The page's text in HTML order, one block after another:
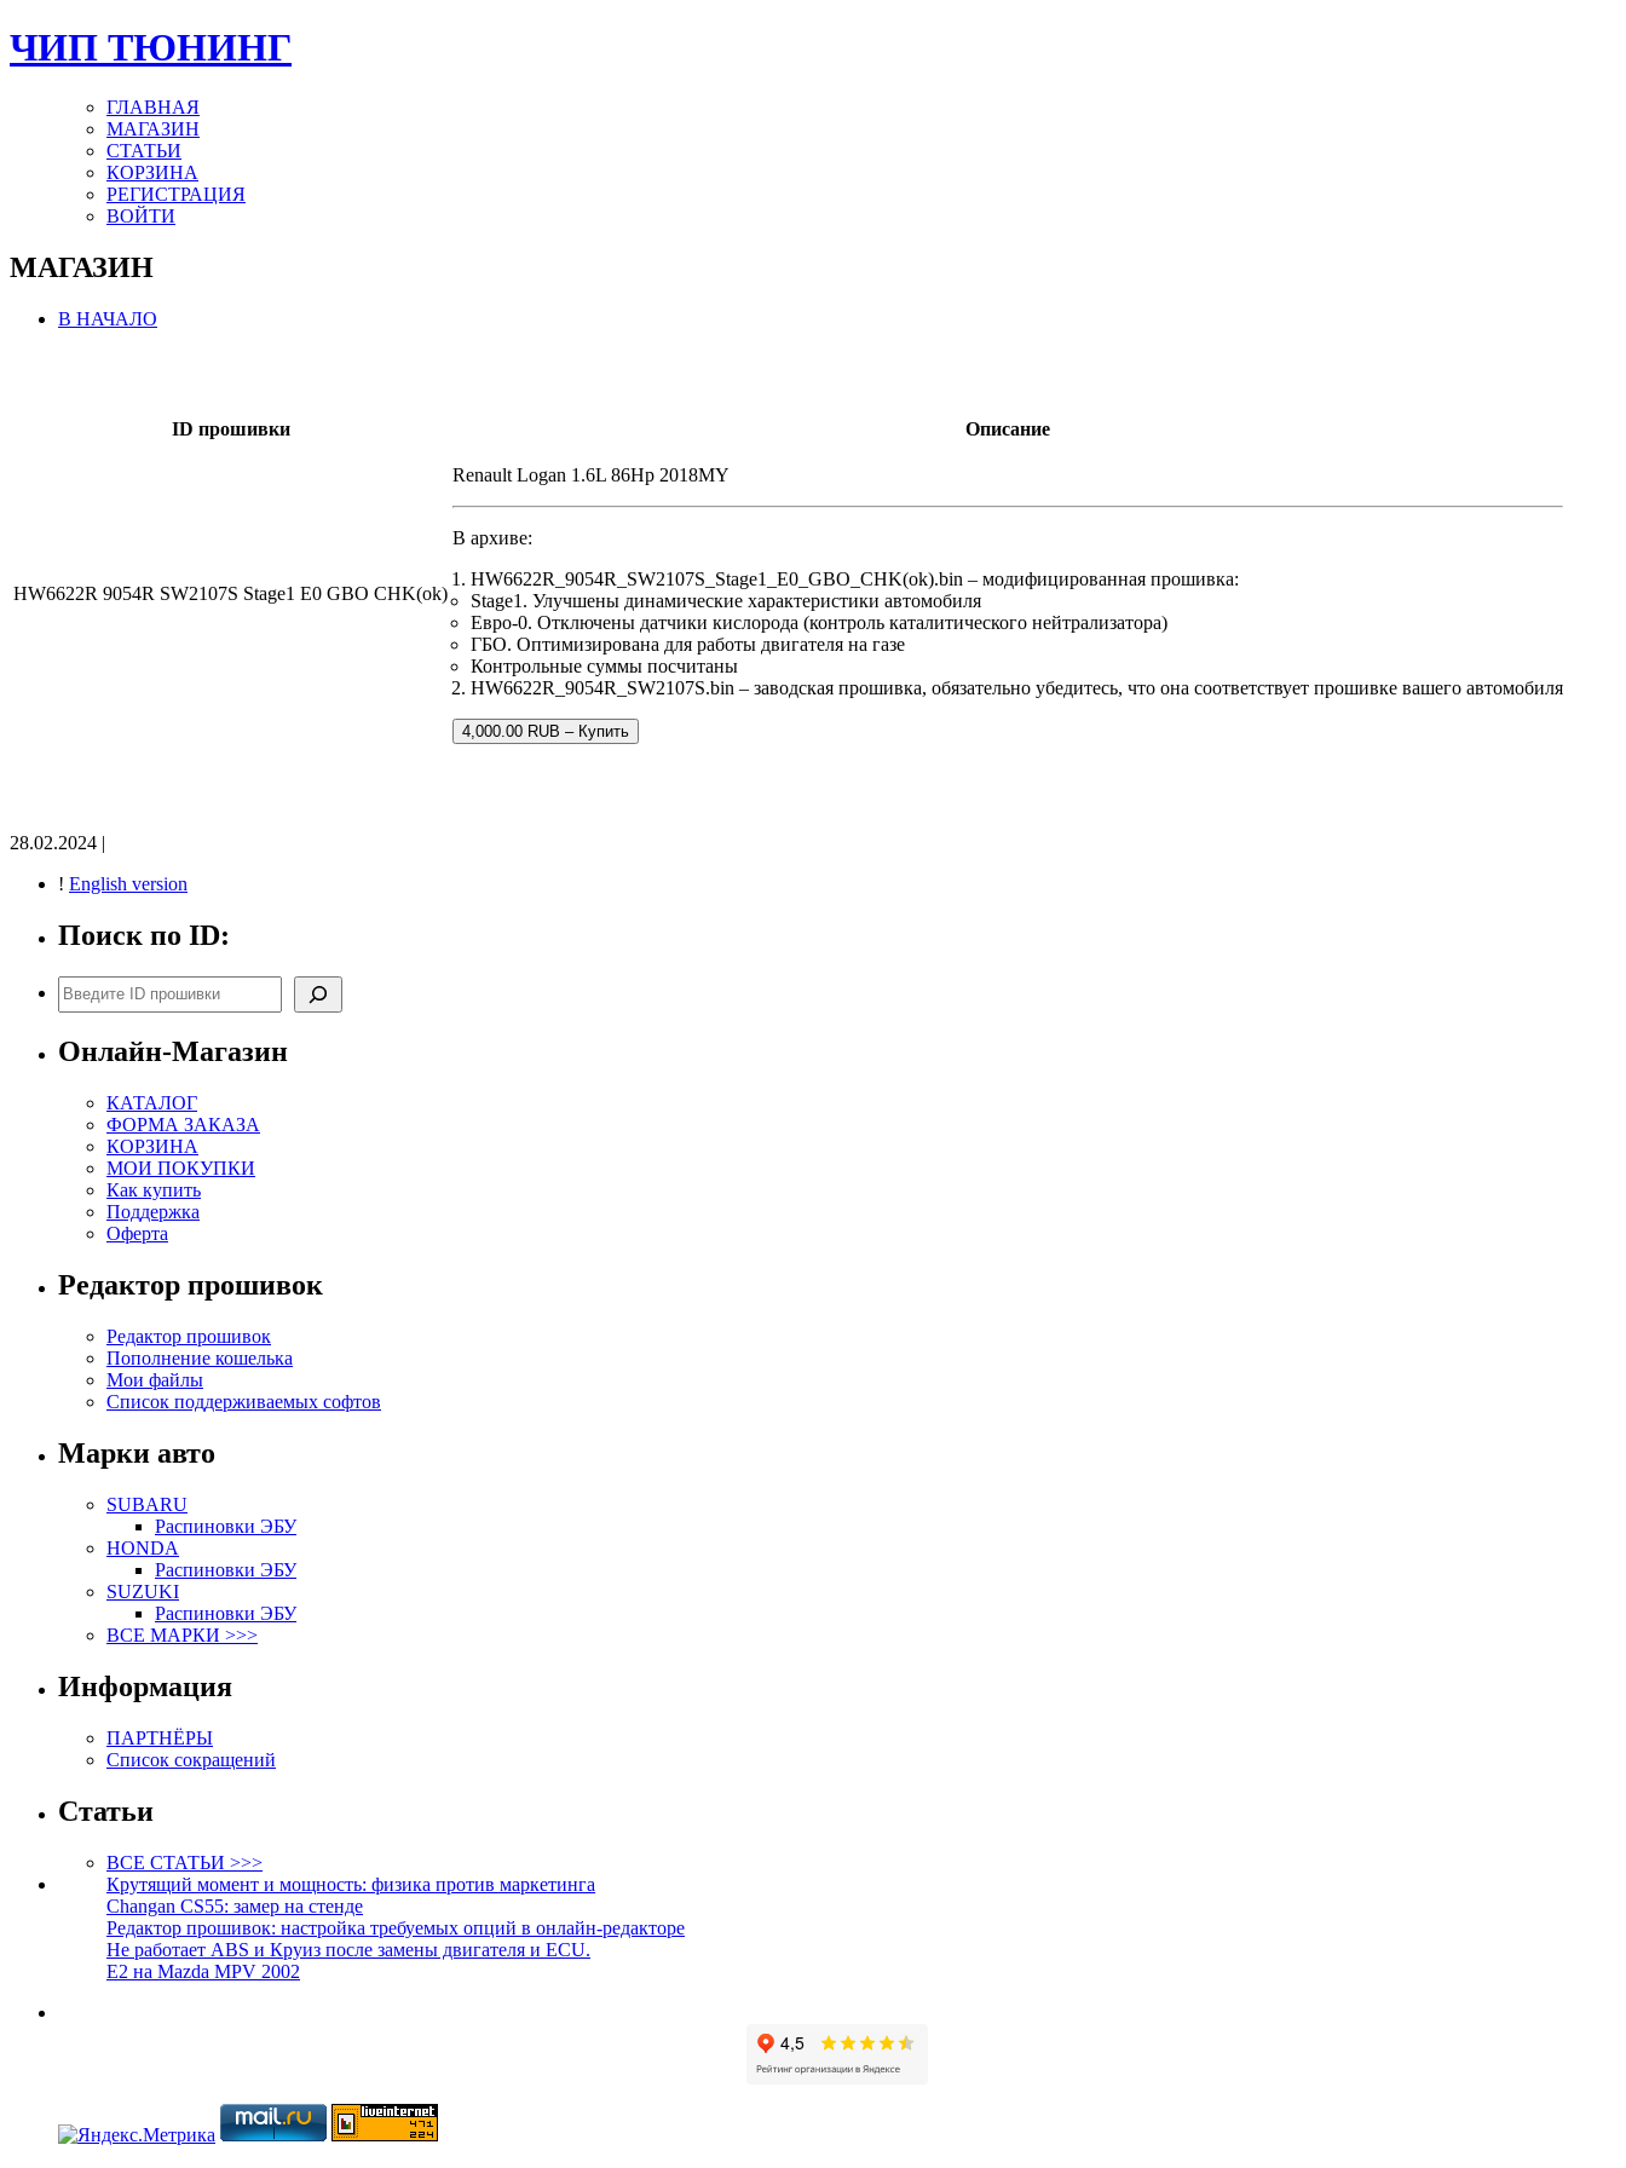
ЧИП ТЮНИНГ
ГЛАВНАЯ
МАГАЗИН
СТАТЬИ
КОРЗИНА
РЕГИСТРАЦИЯ
ВОЙТИ
МАГАЗИН
В НАЧАЛО
ID прошивки Описание
HW6622R 9054R SW2107S Stage1 E0 GBO CHK(ok)
Renault Logan 1.6L 86Hp 2018MY
В архиве:
HW6622R_9054R_SW2107S_Stage1_E0_GBO_CHK(ok).bin – модифицированная прошивка:
Stage1. Улучшены динамические характеристики автомобиля
Евро-0. Отключены датчики кислорода (контроль каталитического нейтрализатора)
ГБО. Оптимизирована для работы двигателя на газе
Контрольные суммы посчитаны
HW6622R_9054R_SW2107S.bin – заводская прошивка, обязательно убедитесь, что она соответствует прошивке вашего автомобиля
4,000.00 RUB – Купить
28.02.2024 |
! English version
Поиск по ID:
Поиск
Онлайн-Магазин
КАТАЛОГ
ФОРМА ЗАКАЗА
КОРЗИНА
МОИ ПОКУПКИ
Как купить
Поддержка
Оферта
Редактор прошивок
Редактор прошивок
Пополнение кошелька
Мои файлы
Список поддерживаемых софтов
Марки авто
SUBARU
Распиновки ЭБУ
HONDA
Распиновки ЭБУ
SUZUKI
Распиновки ЭБУ
ВСЕ МАРКИ >>>
Информация
ПАРТНЁРЫ
Список сокращений
Статьи
ВСЕ СТАТЬИ >>>
Крутящий момент и мощность: физика против маркетинга
Changan CS55: замер на стенде
Редактор прошивок: настройка требуемых опций в онлайн-редакторе
Не работает ABS и Круиз после замены двигателя и ECU.
E2 на Mazda MPV 2002